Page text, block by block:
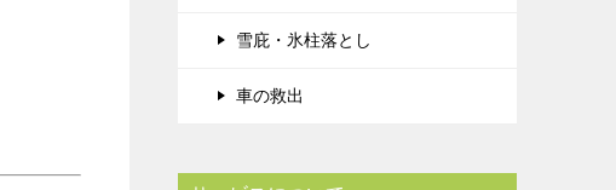
雪庇・氷柱落とし
車の救出